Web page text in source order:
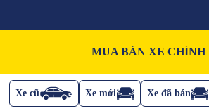
MUA BÁN XE
Xe cũ Xe mới Xe đã bán